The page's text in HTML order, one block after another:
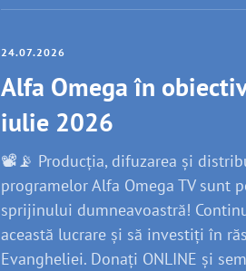
24.07.2026
Alfa Omega în
iulie 2026
📽️📡 Producția, difuzarea și
programelor Alfa Omega TV sunt
sprijinului dumneavoastră!
această lucrare și să investiți în
Evangheliei. Donați ONLINE și